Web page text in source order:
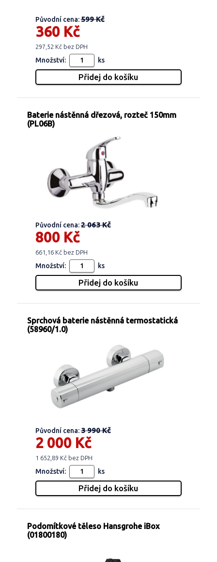
Původní cena:599 Kč
360 Kč
297,52 Kč bez DPH
Množství: ks
Baterie nástěnná dřezová, rozteč 150mm
(PL06B)
Původní cena:2 063 Kč
800 Kč
661,16 Kč bez DPH
Množství: ks
Sprchová baterie nástěnná termostatická
(58960/1.0)
Původní cena:3 990 Kč
2 000 Kč
1 652,89 Kč bez DPH
Množství: ks
Podomítkové těleso Hansgrohe iBox
(01800180)